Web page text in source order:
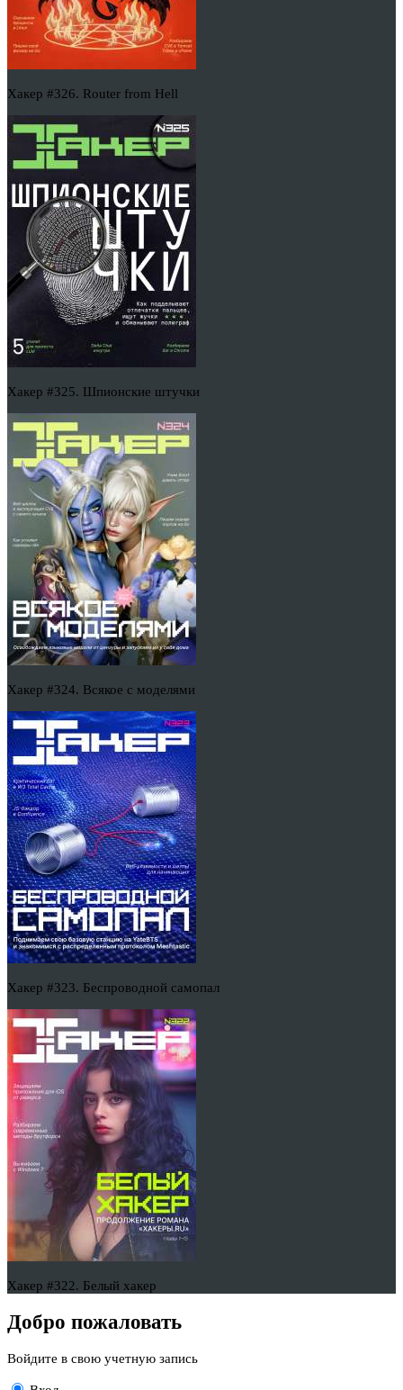
Хакер #326. Router from Hell
Хакер #325. Шпионские штучки
Хакер #324. Всякое с моделями
Хакер #323. Беспроводной самопал
Хакер #322. Белый хакер
Добро пожаловать
Войдите в свою учетную запись